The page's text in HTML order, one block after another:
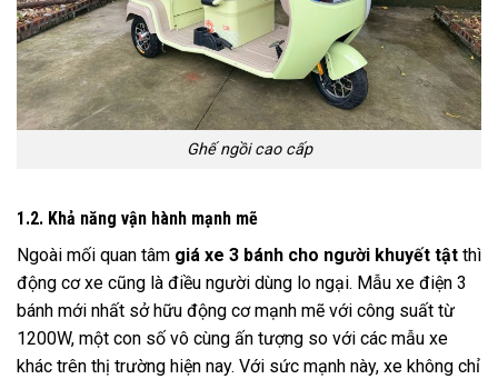
Ghế ngồi cao cấp
1.2. Khả năng vận hành mạnh mẽ
Ngoài mối quan tâm giá xe 3 bánh cho người khuyết tật thì
động cơ xe cũng là điều người dùng lo ngại. Mẫu xe điện 3
bánh mới nhất sở hữu động cơ mạnh mẽ với công suất từ
1200W, một con số vô cùng ấn tượng so với các mẫu xe
khác trên thị trường hiện nay. Với sức mạnh này, xe không chỉ